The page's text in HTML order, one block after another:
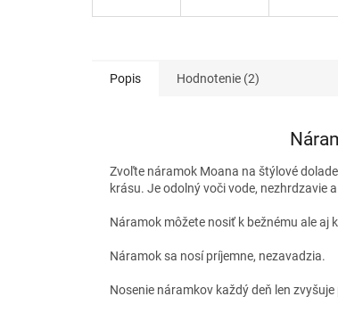
Popis Hodnotenie (2)
Zvoľte náramok Moana na štýlové
krásu. Je odolný voči vode, nezhrdzavie
Náramok môžete nosiť k bežnému ale
Náramok sa nosí príjemne, nezavadzia.
Nosenie náramkov každý deň len